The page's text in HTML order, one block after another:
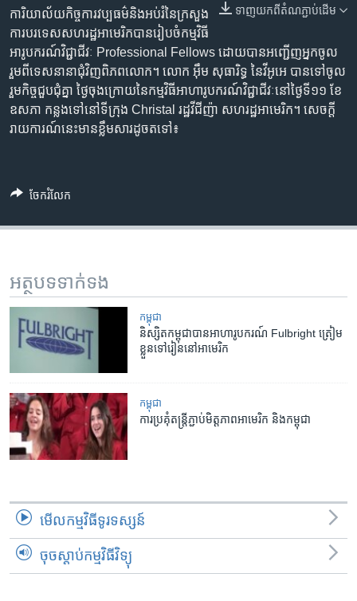
រចនា
សម្ព័ន្ធ​
រំលង​
និង​
ចូល​
ទៅ​
កាន់​
Khmer English
បណ្តាញ​សង្គម
ទាញ​យក​ពី​តំណភ្ជាប់​ដើម
ការិយាល័យ​កិច្ចការ​វប្បធម៌​និង​អប់រំ​នៃ​ក្រសួង
ការ​បរទេស​សហរដ្ឋ​អាមេរិក​​បាន​រៀបចំ​កម្មវិធី
អារូបករណ៍​វិជ្ជាជីវៈ Professional Fellows ដោយ​បាន​អញ្ជើញ​អ្នក​ចូល
រួម​​ពី​ទេស​នានា​ជុំ​វិញពិភពលោក​។ លោក អុឹម សុធារិទ្ធ នៃ​វីអូអេ​ បាន​ទៅ​ចូល
រួម​កិច្ច​ជួបជុំគ្នា​ ​ថ្ងៃ​ចុងក្រោយ​នៃកម្មវិធីអាហារូបករណ៍​វិជ្ជាជីវៈ​នៅ​ថ្ងៃទី​១១ ខែ
ឧសភា កន្លង​ទៅ​នៅ​ទីក្រុង​ Christal រដ្ឋ​វីជីញ៉ា សហរដ្ឋ​អាមេរិក​។ សេចក្តី​
រាយការណ៍​នេះ​មាន​ខ្លឹមសារ​ដូចតទៅ៖
ចែករំលែក
អត្ថបទ​ទាក់ទង
កម្ពុជា
និស្សិត​កម្ពុជា​បាន​អាហារូបករណ៍ ​Fulbright ត្រៀម
ខ្លួន​​ទៅ​រៀន​នៅ​អាមេរិក
កម្ពុជា
ការ​ប្រគុំ​តន្រ្តី​ភ្ជាប់​មិត្ត​ភាព​អាមេរិក និង​កម្ពុជា
មើល​កម្មវិធី​ទូរទស្សន៍
ចុចស្តាប់កម្មវិធីវិទ្យុ